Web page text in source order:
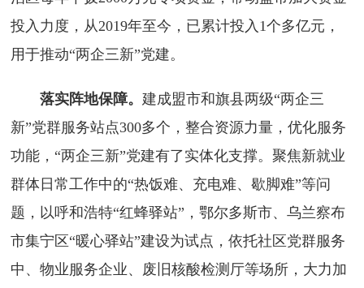
投入力度，从2019年至今，已累计投入1个多亿元，
用于推动“两企三新”党建。
落实阵地保障。建成盟市和旗县两级“两企三
新”党群服务站点300多个，整合资源力量，优化服务
功能，“两企三新”党建有了实体化支撑。聚焦新就业
群体日常工作中的“热饭难、充电难、歇脚难”等问
题，以呼和浩特“红蜂驿站”，鄂尔多斯市、乌兰察布
市集宁区“暖心驿站”建设为试点，依托社区党群服务
中、物业服务企业、废旧核酸检测厅等场所，大力加